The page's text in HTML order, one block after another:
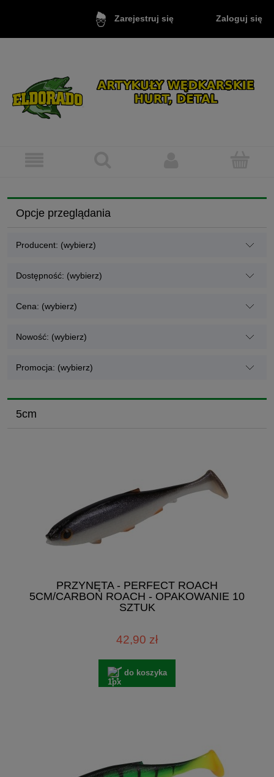
Zarejestruj się Zaloguj się
Opcje przeglądania
Producent: (wybierz)
Dostępność: (wybierz)
Cena: (wybierz)
Nowość: (wybierz)
Promocja: (wybierz)
5cm
PRZYNĘTA - PERFECT ROACH
5CM/CARBON ROACH - OPAKOWANIE 10
SZTUK
42,90 zł
do koszyka